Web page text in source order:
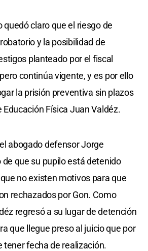
quedó claro que el riesgo de
y la posibilidad de
planteado por el fiscal
continúa vigente, y es por ello
la prisión preventiva sin plazos
Educación Física Juan Valdéz.
abogado defensor Jorge
que su pupilo está detenido
no existen motivos para que
rechazados por Gon. Como
regresó a su lugar de detención
que llegue preso al juicio que por
tener fecha de realización.